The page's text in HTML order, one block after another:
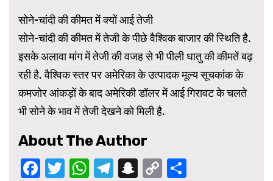
सोने-चांदी की कीमत में क्यों आई तेजी
सोने-चांदी की कीमत में तेजी के पीछे वैश्विक बाजार की स्थिति है.
इसके अलावा मांग में तेजी की वजह से भी पीली धातु की कीमतें बढ़
रही है. वैश्विक स्तर पर अमेरिका के उत्पादक मूल्य सूचकांक के
कमजोर आंकड़ों के बाद अमेरिकी डॉलर में आई गिरावट के चलते
भी सोने के भाव में तेजी देखने को मिली है.
About The Author
Facebook
Twitter
WhatsApp
Telegram
Snapchat
Copy